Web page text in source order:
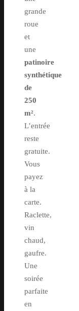
grande
roue
et
une
patinoire
synthétique
de
250
m².
L’entrée
reste
gratuite.
Vous
payez
à la
carte.
Raclette,
vin
chaud,
gaufre.
Une
soirée
parfaite
en